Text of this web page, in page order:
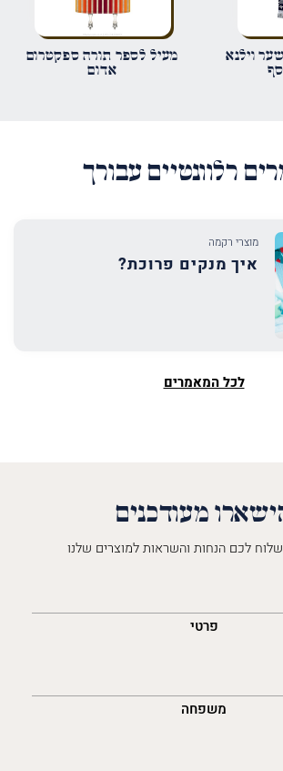
וילנא
מעיל לספר תורה ספקטרום
אדום
רלוונטיים עבורך
מוצרי רקמה
איך מנקים פרוכת?
לכל המאמרים
מעודכנים
לכם הנחות והשראות למוצרים שלנו
פרטי
משפחה